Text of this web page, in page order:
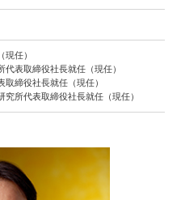
現任）
代表取締役社長就任（現任）
取締役社長就任（現任）
究所代表取締役社長就任（現任）